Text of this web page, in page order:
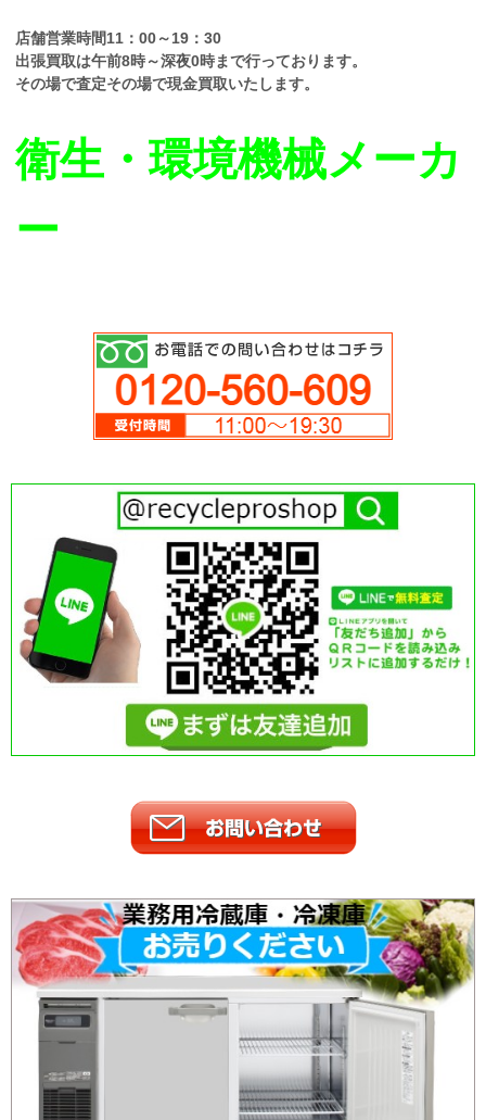
店舗営業時間11：00～19：30
出張買取は午前8時～深夜0時まで行っております。
その場で査定その場で現金買取いたします。
衛生・環境機械メーカ
ー